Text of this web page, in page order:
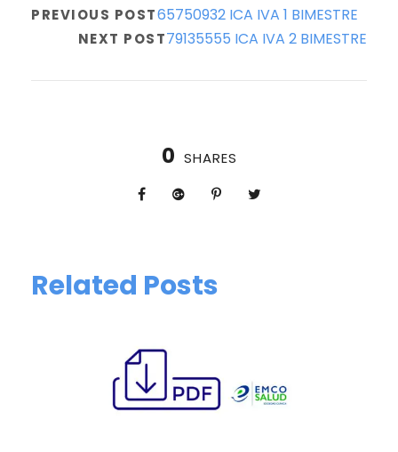
PREVIOUS POST65750932 ICA IVA 1 BIMESTRE
NEXT POST79135555 ICA IVA 2 BIMESTRE
0 SHARES
Related Posts